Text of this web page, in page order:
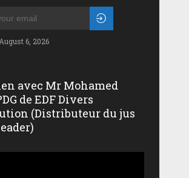
6, 2026
avec Mr Mohamed
de EDF Divers
(Distributeur du jus